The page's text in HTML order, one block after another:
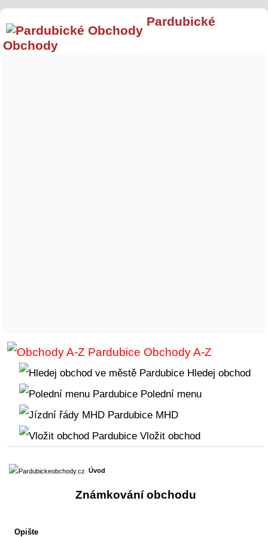
Pardubické
Obchody
Obchody A-Z
Hledej obchod
Polední menu
MHD
Vložit obchod
Úvod
Známkování obchodu
Opište